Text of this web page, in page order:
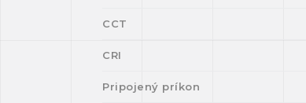
CCT
CRI
Pripojený príkon